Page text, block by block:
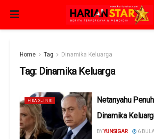
Home Tag Dinamika Keluarga
Tag: Dinamika Keluarga
HEADLINE
Netanyahu
Dinamika
BYYUNSIGAR 6